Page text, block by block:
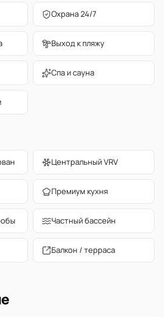
Охрана 24/7
Выход к пляжу
Спа и сауна
Центральный VRV
Премиум кухня
Частный бассейн
Балкон / терраса